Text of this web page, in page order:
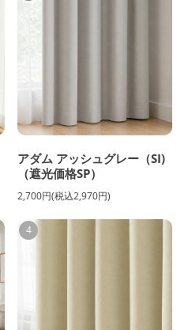
アダム アッシュグレー（SI)
（遮光価格SP）
2,700円(税込2,970円)
4